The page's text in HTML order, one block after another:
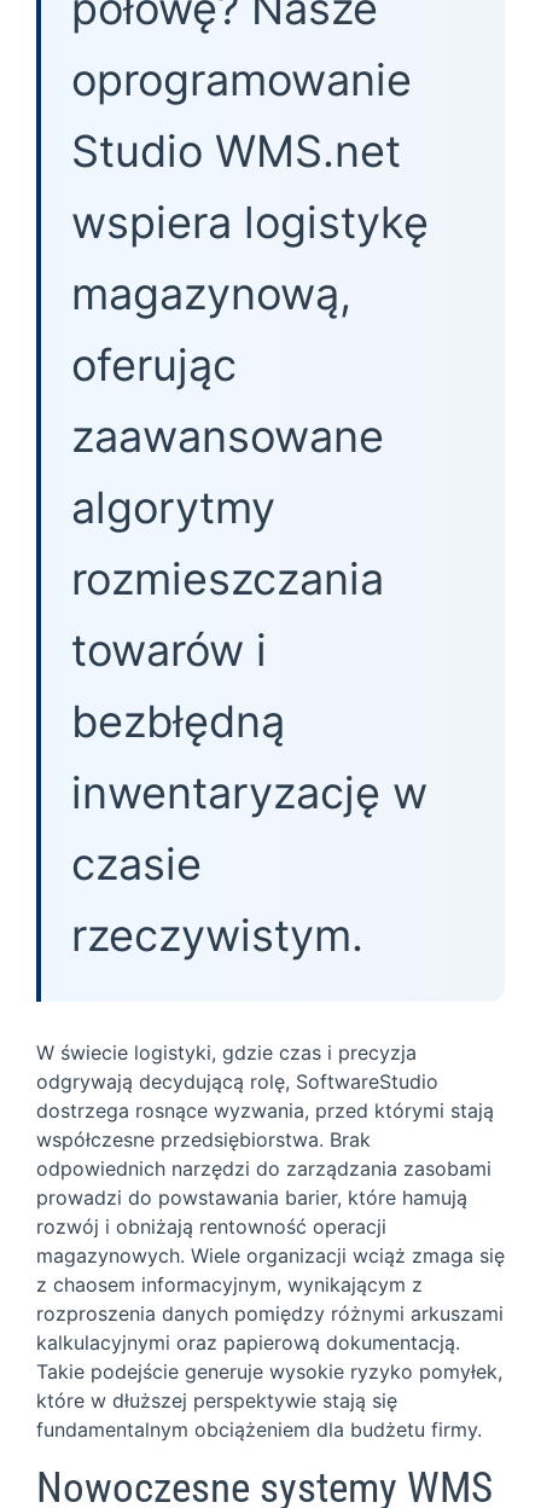
oprogramowanie
Studio WMS.net
wspiera logistykę
magazynową,
oferując
zaawansowane
algorytmy
rozmieszczania
towarów i
bezbłędną
inwentaryzację w
czasie
rzeczywistym.
W świecie logistyki, gdzie czas i precyzja
odgrywają decydującą rolę, SoftwareStudio
dostrzega rosnące wyzwania, przed którymi stają
współczesne przedsiębiorstwa. Brak
odpowiednich narzędzi do zarządzania zasobami
prowadzi do powstawania barier, które hamują
rozwój i obniżają rentowność operacji
magazynowych. Wiele organizacji wciąż zmaga się
z chaosem informacyjnym, wynikającym z
rozproszenia danych pomiędzy różnymi arkuszami
kalkulacyjnymi oraz papierową dokumentacją.
Takie podejście generuje wysokie ryzyko pomyłek,
które w dłuższej perspektywie stają się
fundamentalnym obciążeniem dla budżetu firmy.
Nowoczesne systemy WMS